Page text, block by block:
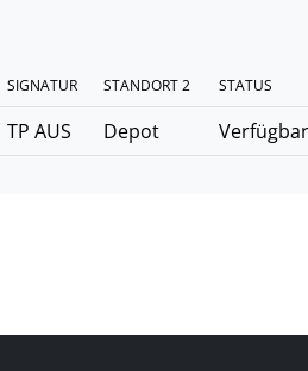
SIGNATUR STANDORT 2 STATUS
TP AUS Depot Verfügbar